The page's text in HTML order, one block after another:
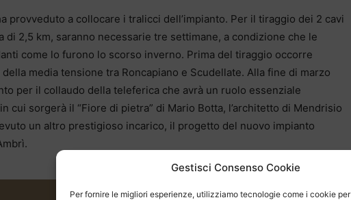
Gestisci Consenso Cookie
Per fornire le migliori esperienze, utilizziamo tecnologie come i cookie per
provveduto a collocare i tralicci dell’impianto. Per il tiraggio dei 2 cavi
di 2,5 km, saranno necessarie tre settimane, a condizione che le
come lo furono lo scorso inverno. Prima del tiraggio occorre
media tensione tra Roncapiano e Scudellate. Alla fine di marzo
per il collaudo della teleferica che avrà un ruolo essenziale
cui sorgerà il “Fiore di pietra” di Mario Botta, l’architetto di Mendrisio
un altro prestigioso incarico, il progetto del nuovo impianto